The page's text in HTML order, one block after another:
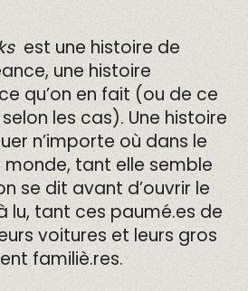
est une histoire de
une histoire
qu’on en fait (ou de ce
les cas). Une histoire
n’importe où dans le
tant elle semble
se dit avant d’ouvrir le
lu, tant ces paumé.es de
voitures et leurs gros
familiè.res.